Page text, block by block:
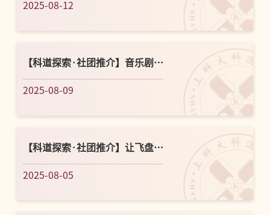
2025-08-12
【科道探索·社团推介】音乐剧社
的成长之路——以声传情，以剧
会友
2025-08-09
【科道探索·社团推介】让飞盘飞
一会儿，让青春燃起来！——上
科大...
2025-08-05